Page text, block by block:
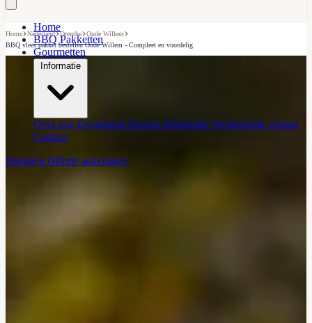
Home
BBQ Pakketten
Gourmetten
Informatie
Over ons Ervaringen Bezorg informatie Veelgestelde vragen
Contact
Inloggen Offerte aanvragen
Home›Nederland›Drenthe›Oude Willem›
BBQ vlees pakket bestellen Oude Willem - Compleet en voordelig